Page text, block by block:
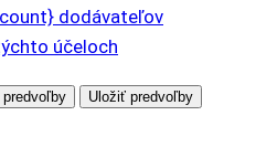
dodávateľov
účeloch
Uložiť predvoľby